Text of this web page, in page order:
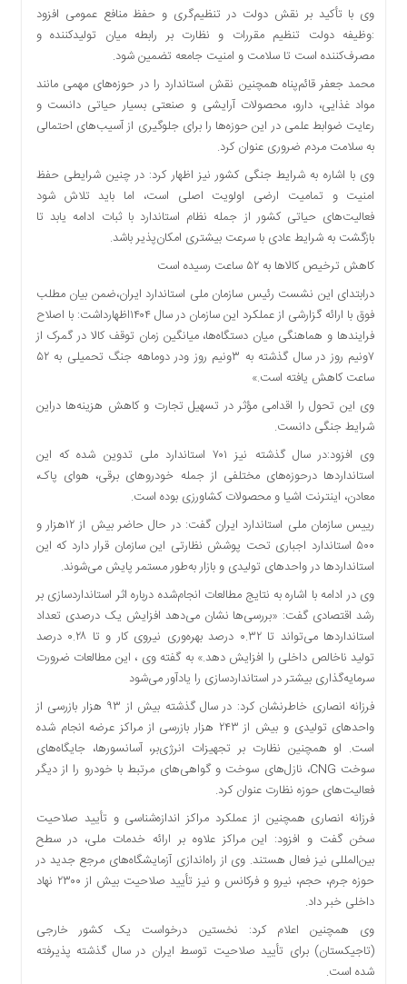
منظقه
دسترسی
سریع
تماس
کتاب
پلیس،امنیت
جامعه
گرایی
رسید
اخبار
سایت
اجتماعی
اقتصادی
بین
یادداشت
چند
رسانه
یادداشت
وی با تأکید بر نقش دولت در تنظیم‌گری و حفظ منافع عمومی افزود
:وظیفه دولت تنظیم مقررات و نظارت بر رابطه میان تولیدکننده و
مصرف‌کننده است تا سلامت و امنیت جامعه تضمین شود.
محمد جعفر قائم‌پناه همچنین نقش استاندارد را در حوزه‌های مهمی مانند
مواد غذایی، دارو، محصولات آرایشی و صنعتی بسیار حیاتی دانست و
رعایت ضوابط علمی در این حوزه‌ها را برای جلوگیری از آسیب‌های احتمالی
به سلامت مردم ضروری عنوان کرد.
وی با اشاره به شرایط جنگی کشور نیز اظهار کرد: در چنین شرایطی حفظ
امنیت و تمامیت ارضی اولویت اصلی است، اما باید تلاش شود
فعالیت‌های حیاتی کشور از جمله نظام استاندارد با ثبات ادامه یابد تا
بازگشت به شرایط عادی با سرعت بیشتری امکان‌پذیر باشد.
کاهش ترخیص کالاها به ۵۲ ساعت رسیده است
درابتدای این نشست رئیس سازمان ملی استاندارد ایران،ضمن بیان مطلب
فوق با ارائه گزارشی از عملکرد این سازمان در سال ۱۴۰۴اظهارداشت: با اصلاح
فرایندها و هماهنگی میان دستگاه‌ها، میانگین زمان توقف کالا در گمرک از
۷ونیم روز در سال گذشته به ۳ونیم روز ودر دوماهه جنگ تحمیلی به ۵۲
ساعت کاهش یافته است.»
وی این تحول را اقدامی مؤثر در تسهیل تجارت و کاهش هزینه‌ها دراین
شرایط جنگی دانست.
وی افزود:در سال گذشته نیز ۷۰۱ استاندارد ملی تدوین شده که این
استانداردها درحوزه‌های مختلفی از جمله خودروهای برقی، هوای پاک،
معادن، اینترنت اشیا و محصولات کشاورزی بوده است.
رییس سازمان ملی استاندارد ایران گفت: در حال حاضر بیش از ۱۲هزار و
۵۰۰ استاندارد اجباری تحت پوشش نظارتی این سازمان قرار دارد که این
استانداردها در واحدهای تولیدی و بازار به‌طور مستمر پایش می‌شوند.
وی در ادامه با اشاره به نتایج مطالعات انجام‌شده درباره اثر استانداردسازی بر
رشد اقتصادی گفت: «بررسی‌ها نشان می‌دهد افزایش یک درصدی تعداد
استانداردها می‌تواند تا ۰.۳۲ درصد بهره‌وری نیروی کار و تا ۰.۲۸ درصد
تولید ناخالص داخلی را افزایش دهد.» به گفته وی ، این مطالعات ضرورت
سرمایه‌گذاری بیشتر در استانداردسازی را یادآور می‌شود
فرزانه انصاری خاطرنشان کرد: در سال گذشته بیش از ۹۳ هزار بازرسی از
واحدهای تولیدی و بیش از ۲۴۳ هزار بازرسی از مراکز عرضه انجام شده
است. او همچنین نظارت بر تجهیزات انرژی‌بر، آسانسورها، جایگاه‌های
سوخت CNG، نازل‌های سوخت و گواهی‌های مرتبط با خودرو را از دیگر
فعالیت‌های حوزه نظارت عنوان کرد.
فرزانه انصاری همچنین از عملکرد مراکز اندازه‌شناسی و تأیید صلاحیت
سخن گفت و افزود: این مراکز علاوه بر ارائه خدمات ملی، در سطح
بین‌المللی نیز فعال هستند. وی از راه‌اندازی آزمایشگاه‌های مرجع جدید در
حوزه جرم، حجم، نیرو و فرکانس و نیز تأیید صلاحیت بیش از ۲۳۰۰ نهاد
داخلی خبر داد.
وی همچنین اعلام کرد: نخستین درخواست یک کشور خارجی
(تاجیکستان) برای تأیید صلاحیت توسط ایران در سال گذشته پذیرفته
شده است.